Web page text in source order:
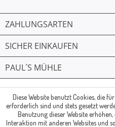
ZAHLUNGSARTEN
SICHER EINKAUFEN
PAUL´S MÜHLE
© Paul's Mühle | Inhaber:
Fax: 02361 -28831 | E-
Diese Website benutzt Cookies, die
erforderlich sind und stets gesetzt
Benutzung dieser Website
Interaktion mit anderen Websites und